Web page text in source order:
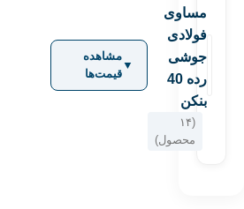
مساوی
فولادی
جوشی
رده 40
بنکن
(۱۴
محصول)
▼
مشاهده
قیمت‌ها